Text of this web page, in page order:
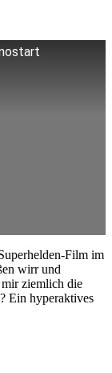
Film im
wirr und
mir ziemlich die
Ein hyperaktives